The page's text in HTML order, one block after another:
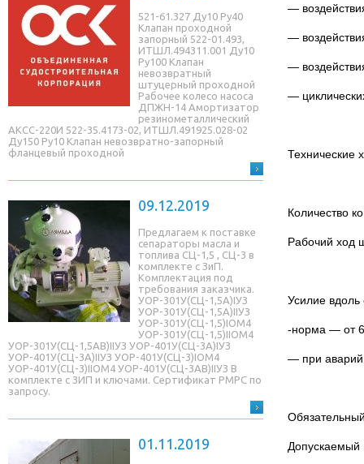
521-61.327 Ду10 Ру40
Клапан проходной
запорный 522-01.493,
ИТШЛ.494311.001 Ду10
Ру100 Клапан
невозвратный
штуцерный проходной
Рабочее колесо насоса
ДПЖН-14 Амортизатор
резинометаллический
АКСС-220И 522-35.4173-02, ИТШЛ.491925.028-02
Ду150 Ру10 Клапан невозвратно-запорный
фланцевый проходной
09.12.2019
Предлагаем к поставке
сепараторы масла и
топлива СЦ-1,5 , СЦ-3 в
комплекте с ЗиП.
Комплектация под
требования заказчика.
УОР-301У(СЦ-1,5A)IУЗ
УОР-301У(СЦ-1,5A)IIУЗ
УОР-301У(СЦ-1,5)IОМ4
УОР-301У(СЦ-1,5)IIОМ4
УОР-301У(СЦ-1,5AB)IIУЗ УОР-401У(СЦ-3A)IУЗ
УОР-401У(СЦ-3A)IIУЗ УОР-401У(СЦ-3)IОМ4
УОР-401У(СЦ-3)IIОМ4 УОР-401У(СЦ-3AB)IIУЗ В
комплекте с ЗИП и ключами. Сертификат РМРС по
запросу.
01.11.2019
—
—
—
—
Технические
Количество
Рабочий ход
Усилие вдоль
-норма — от
— при